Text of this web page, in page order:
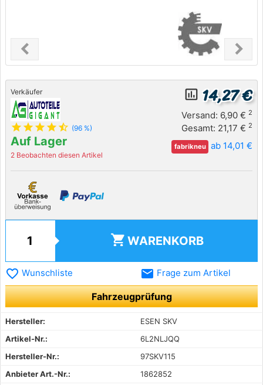
chevron_leftPrevious chevron_right
Next
Verkäufer
star star star star star_half (96 %)
Auf Lager
2 Beobachten diesen Artikel
insert_chart_outlined 14,27 €
Versand: 6,90 € 2
Gesamt: 21,17 € 2
fabrikneu ab 14,01 €
shopping_cart WARENKORB
favorite_border Wunschliste email Frage zum Artikel
Fahrzeugprüfung
Hersteller:
ESEN SKV
Artikel-Nr.:
6L2NLJQQ
Hersteller-Nr.:
97SKV115
Anbieter Art.-Nr.:
1862852